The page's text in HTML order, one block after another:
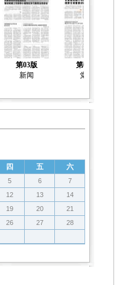
第03版
新闻
第04版
党建
四 五 六
5 6
7
12 13
14
19 20
21
26 27
28